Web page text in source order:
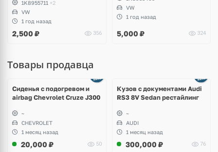
1K8955711 +2
VW
1 год назад
2,500 ₽ 356
VW
1 год назад
5,000 ₽ 324
Товары продавца
Сиденья с подогревом и
airbag Chevrolet Cruze J300
~
CHEVROLET
1 месяц назад
20,000 ₽ 50
Кузов с документами Audi
RS3 8V Sedan рестайлинг
~
AUDI
1 месяц назад
300,000 ₽ 76